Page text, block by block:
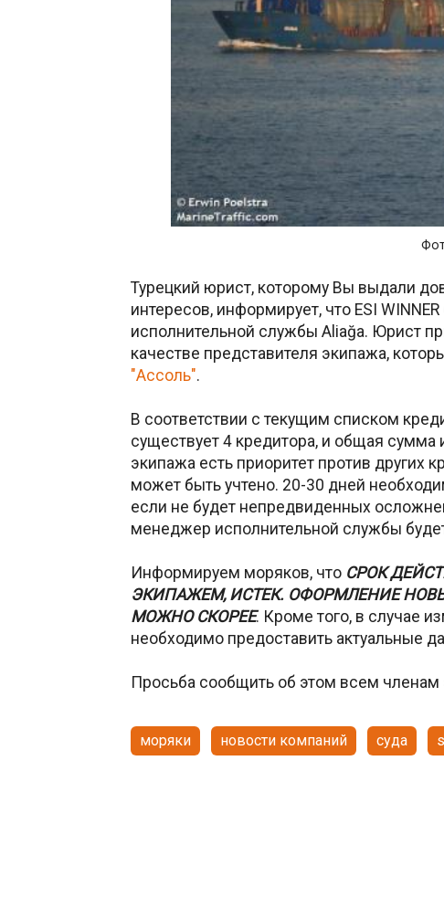
Турецкий юрист, которому Вы выдали
интересов, информирует, что ESI
исполнительной службы Aliağa. Юрист
качестве представителя экипажа,
"Ассоль".
В соответствии с текущим списком
существует 4 кредитора, и общая
экипажа есть приоритет против других
может быть учтено. 20-30 дней
если не будет непредвиденных
менеджер исполнительной службы
Информируем моряков, что СРОК
ЭКИПАЖЕМ, ИСТЕК. ОФОРМЛЕНИЕ
МОЖНО СКОРЕЕ. Кроме того, в случае
необходимо предоставить актуальные
Просьба сообщить об этом всем членам
моряки новости компаний суда